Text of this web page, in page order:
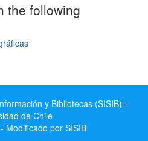
the following
y Bibliotecas (SISIB) -
de Chile
Modificado por SISIB